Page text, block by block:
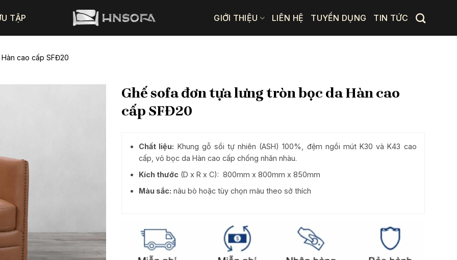
TẬP GIỚI THIỆU LIÊN HỆ TUYỂN DỤNG TIN TỨC
cao cấp SFĐ20
Ghế sofa đơn tựa lưng tròn bọc da Hàn cao
cấp SFĐ20
Chất liệu: Khung gỗ sồi tự nhiên (ASH) 100%, đệm ngồi mút K30 và K43 cao
cấp, vỏ bọc da Hàn cao cấp chống nhăn nhàu.
Kích thước (D x R x C): 800mm x 800mm x 850mm
Màu sắc: nâu bò hoặc tùy chọn màu theo sở thích